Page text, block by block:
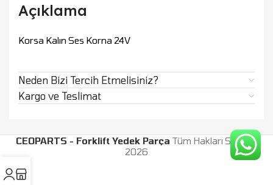
Açıklama
Korsa Kalın Ses Korna 24V
Neden Bizi Tercih Etmelisiniz?
Kargo ve Teslimat
CEOPARTS - Forklift Yedek Parça Tüm Hakları Saklıdır.
2026